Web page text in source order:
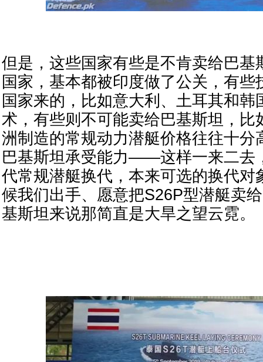
但是，这些国家有些是不肯卖给巴基
国家，基本都被印度做了公关，有些
国家来的，比如意大利、土耳其和韩
术，有些则不可能卖给巴基斯坦，比
洲制造的常规动力潜艇价格往往十分
巴基斯坦承受能力——这样一来二去
代常规潜艇换代，本来可选的换代对
候我们出手、愿意把S26P型潜艇卖
基斯坦来说那简直是大旱之望云霓。